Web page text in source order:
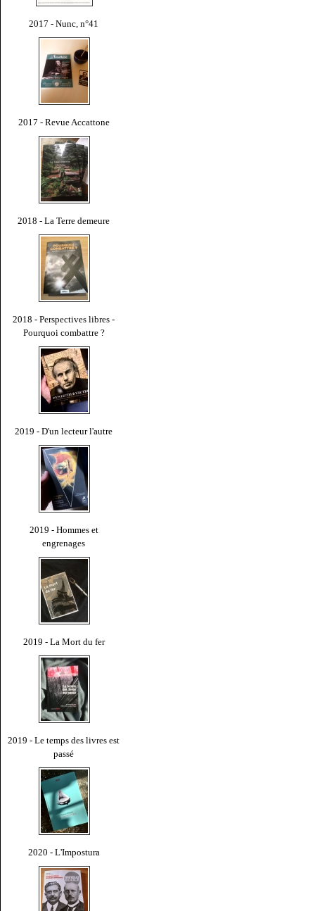
2017 - Nunc, n°41
2017 - Revue Accattone
2018 - La Terre demeure
2018 - Perspectives libres -
Pourquoi combattre ?
2019 - D'un lecteur l'autre
2019 - Hommes et
engrenages
2019 - La Mort du fer
2019 - Le temps des livres est
passé
2020 - L'Impostura